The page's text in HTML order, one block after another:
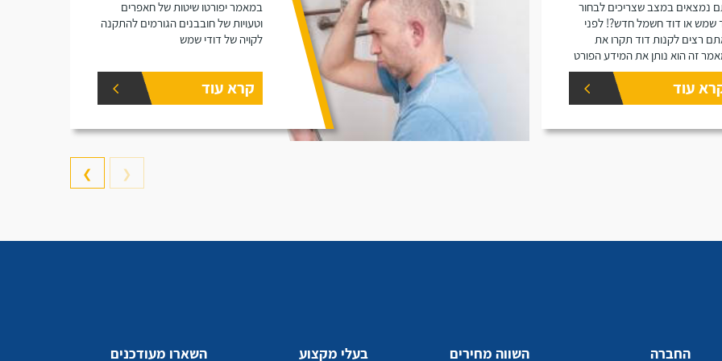
נמצאים במצב שצריכים לבחור
שמש או דוד חשמל חדש?! לפני
רצים לקנות דוד תקרו את
זה הוא נותן את המידע הפורט
שונים של דודים ואיזה דוד
יתאים עבורכם.
עוד
במאמר יפורטו שיטות של חאפרים
וטעויות של חובבנים הגורמים להתקנה
לקויה של דודי שמש
קרא עוד
❮
❯
החברה השווה מחירים בעלי מקצוע השארו מעודכנים